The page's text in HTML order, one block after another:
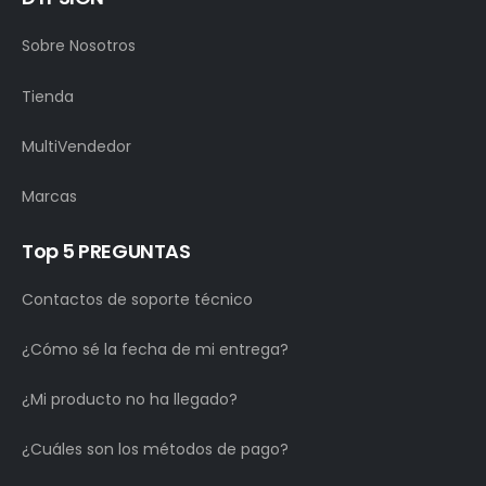
Sobre Nosotros
Tienda
MultiVendedor
Marcas
Top 5 PREGUNTAS
Contactos de soporte técnico
¿Cómo sé la fecha de mi entrega?
¿Mi producto no ha llegado?
¿Cuáles son los métodos de pago?